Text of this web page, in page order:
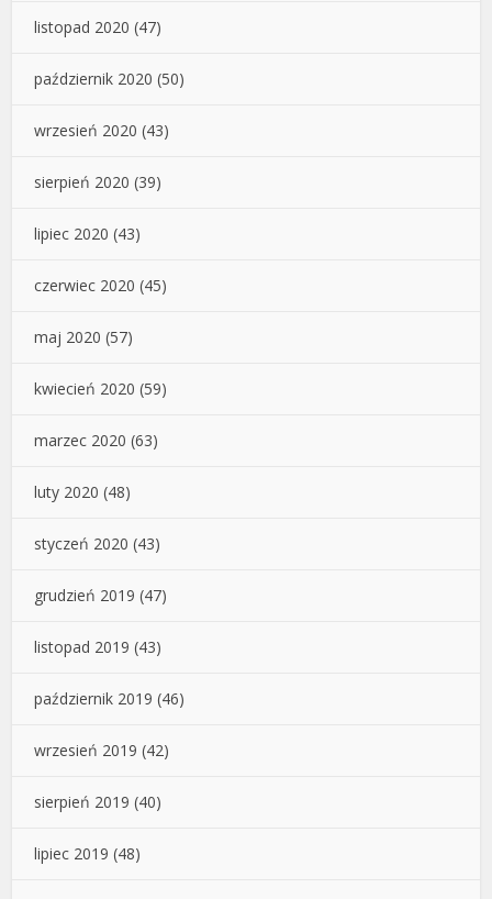
listopad 2020 (47)
październik 2020 (50)
wrzesień 2020 (43)
sierpień 2020 (39)
lipiec 2020 (43)
czerwiec 2020 (45)
maj 2020 (57)
kwiecień 2020 (59)
marzec 2020 (63)
luty 2020 (48)
styczeń 2020 (43)
grudzień 2019 (47)
listopad 2019 (43)
październik 2019 (46)
wrzesień 2019 (42)
sierpień 2019 (40)
lipiec 2019 (48)